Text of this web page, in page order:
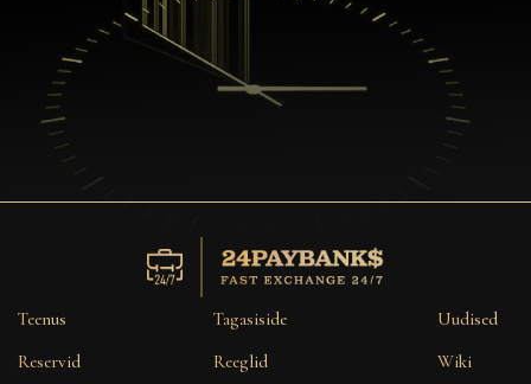
Teenus
Reservid
Tagasiside
Reeglid
Uudised
Wiki